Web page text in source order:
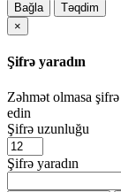
Bağla
Təqdim
×
Şifrə yaradın
Zəhmət olmasa
edin
Şifrə uzunluğu
Şifrə yaradın